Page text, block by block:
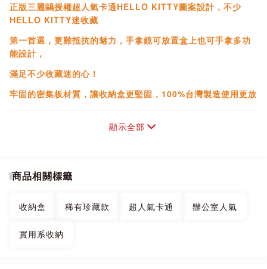
正版三麗鷗授權超人氣卡通HELLO KITTY圖案設計，不少
HELLO KITTY迷收藏
第一首選，更難抵抗的魅力，手拿鏡可放置盒上也可手拿多功
能設計，
滿足不少收藏迷的心！
牢固的密集板材質，讓收納盒更堅固，100%台灣製造使用更放
心。
顯示全部
商品相關標籤
收納盒 稀有珍藏款 超人氣卡通 辦公室人氣
實用系收納